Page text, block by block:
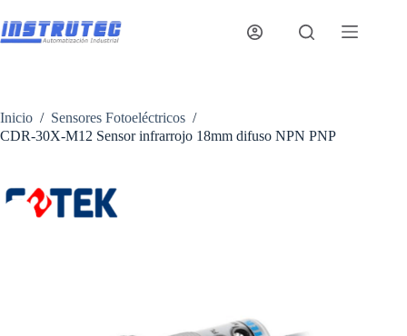
al
contenido
Inicio / Sensores Fotoeléctricos /
CDR-30X-M12 Sensor infrarrojo 18mm difuso NPN PNP